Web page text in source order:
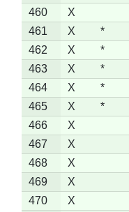
460
X
461
X *
462
X *
463
X *
464
X *
465
X *
466
X
467
X
468
X
469
X
470
X